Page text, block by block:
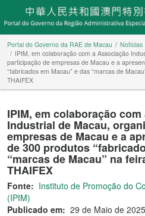
Portal do Governo da RAE de Macau
Notícias
IPIM, em colaboração com a Associação
participação de empresas de Macau e a
“fabricados em Macau” e das “marcas de
THAIFEX
IPIM, em colaboração
Industrial de Macau,
empresas de Macau e a
de 300 produtos
“marcas de Macau” na
THAIFEX
Fonte: Instituto de Promoção do
(IPIM)
Publicado em: 29 de Maio de